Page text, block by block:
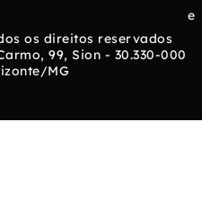
e
os direitos reservados
99, Sion - 30.330-000
MG